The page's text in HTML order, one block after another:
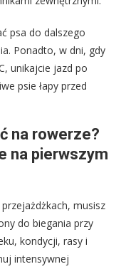
psa do dalszego
Ponadto, w dni, gdy
unikajcie jazd po
psie łapy przed
na rowerze?
na pierwszym
musisz
do biegania przy
kondycji, rasy i
intensywnej